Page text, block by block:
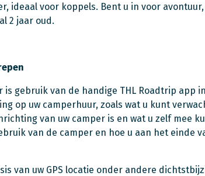
ideaal voor koppels. Bent u in voor
2 jaar oud.
is gebruik van de handige THL Roadtrip app
op uw camperhuur, zoals wat u kunt
van uw camper is en wat u zelf mee
van de camper en hoe u aan het einde
van uw GPS locatie onder andere